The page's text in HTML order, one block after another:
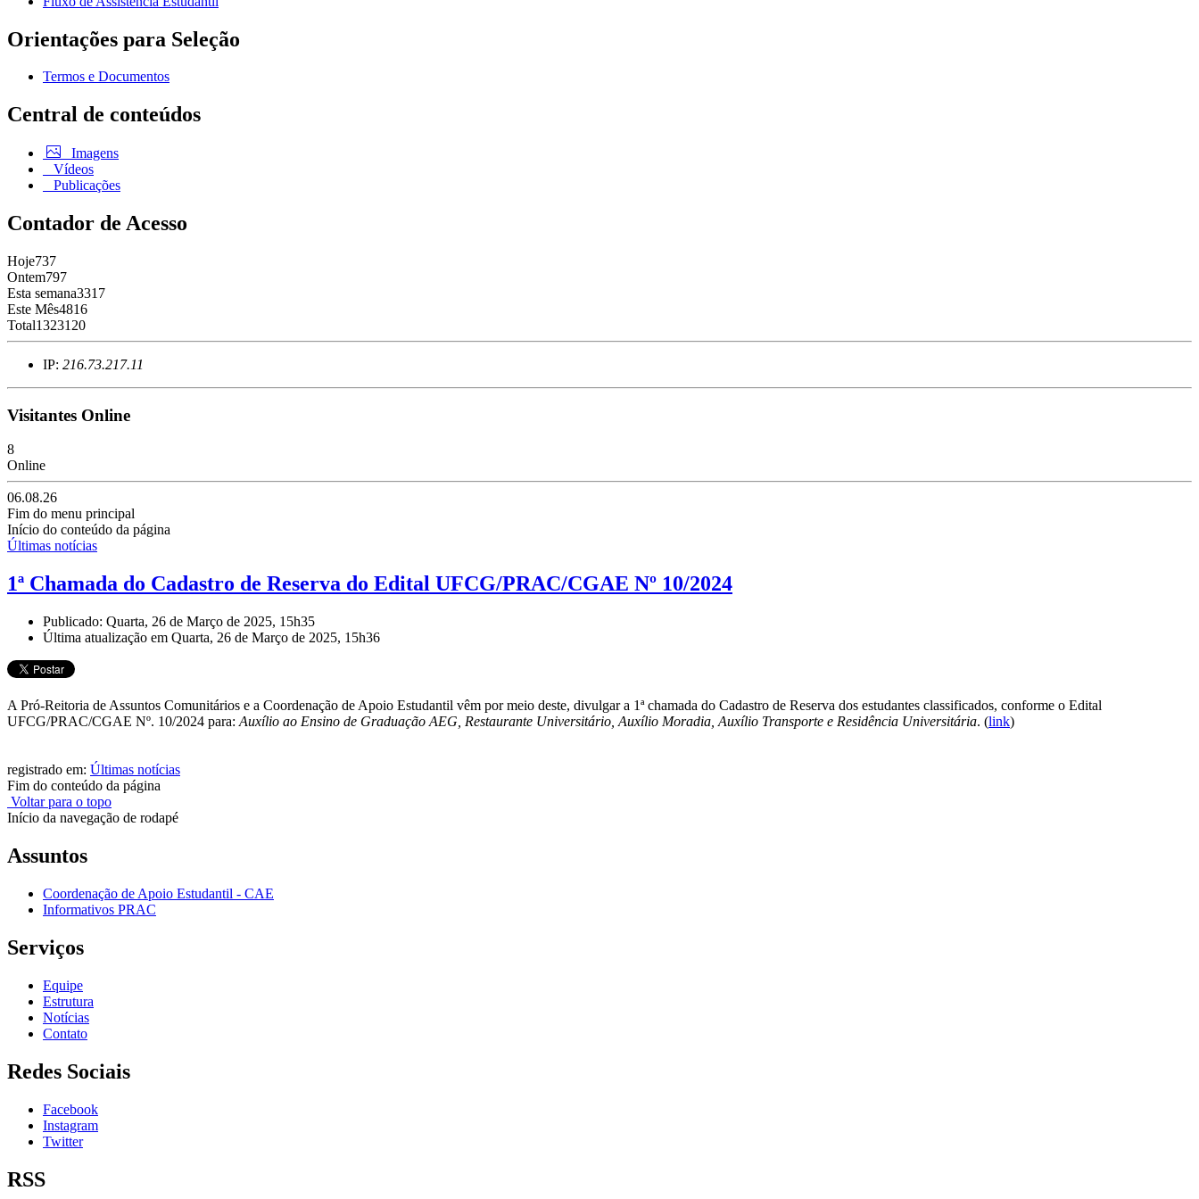
Orientações para Seleção
Termos e Documentos
Central de conteúdos
Imagens
Vídeos
Publicações
Contador de Acesso
Hoje737
Ontem797
Esta semana3317
Este Mês4816
Total1323120
IP: 216.73.217.11
Visitantes Online
8
Online
06.08.26
Fim do menu principal
Início do conteúdo da página
Últimas notícias
1ª Chamada do Cadastro de Reserva do Edital UFCG/PRAC/CGAE Nº 10/2024
Publicado: Quarta, 26 de Março de 2025, 15h35
Última atualização em Quarta, 26 de Março de 2025, 15h36
A Pró-Reitoria de Assuntos Comunitários e a Coordenação de Apoio Estudantil vêm por meio deste, divulgar a 1ª chamada do Cadastro de Reserva dos estudantes classificados, conforme o Edital
UFCG/PRAC/CGAE Nº. 10/2024 para: Auxílio ao Ensino de Graduação AEG, Restaurante Universitário, Auxílio Moradia, Auxílio Transporte e Residência Universitária. (link)
registrado em: Últimas notícias
Fim do conteúdo da página
Voltar para o topo
Início da navegação de rodapé
Assuntos
Coordenação de Apoio Estudantil - CAE
Informativos PRAC
Serviços
Equipe
Estrutura
Notícias
Contato
Redes Sociais
Facebook
Instagram
Twitter
RSS